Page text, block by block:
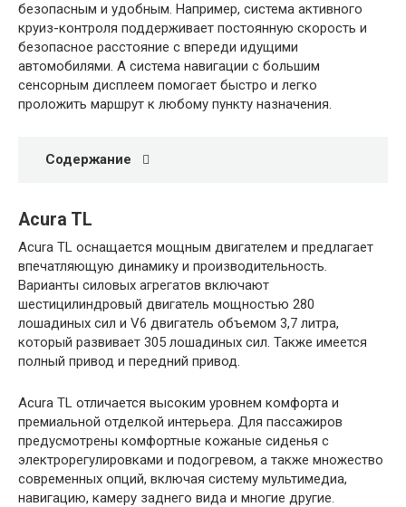
безопасным и удобным. Например, система активного
круиз-контроля поддерживает постоянную скорость и
безопасное расстояние с впереди идущими
автомобилями. А система навигации с большим
сенсорным дисплеем помогает быстро и легко
проложить маршрут к любому пункту назначения.
Содержание
Acura TL
Acura TL оснащается мощным двигателем и предлагает
впечатляющую динамику и производительность.
Варианты силовых агрегатов включают
шестицилиндровый двигатель мощностью 280
лошадиных сил и V6 двигатель объемом 3,7 литра,
который развивает 305 лошадиных сил. Также имеется
полный привод и передний привод.
Acura TL отличается высоким уровнем комфорта и
премиальной отделкой интерьера. Для пассажиров
предусмотрены комфортные кожаные сиденья с
электрорегулировками и подогревом, а также множество
современных опций, включая систему мультимедиа,
навигацию, камеру заднего вида и многие другие.